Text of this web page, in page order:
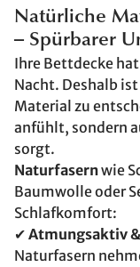
Natürliche
– Spürbarer
Ihre Bettdecke
Nacht. Deshalb
Material zu
anfühlt, sondern
sorgt.
Naturfasernwie
Baumwolle oder
Schlafkomfort:
✔ Atmungsaktiv
Naturfasern